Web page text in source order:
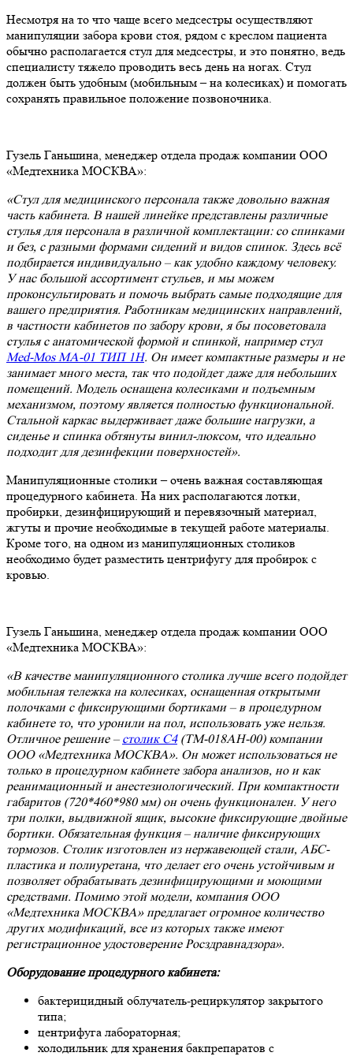
Несмотря на то что чаще всего медсестры осуществляют
манипуляции забора крови стоя, рядом с креслом пациента
обычно располагается стул для медсестры, и это понятно, ведь
специалисту тяжело проводить весь день на ногах. Стул
должен быть удобным (мобильным – на колесиках) и помогать
сохранять правильное положение позвоночника.
Гузель Ганьшина, менеджер отдела продаж компании ООО
«Медтехника МОСКВА»:
«Стул для медицинского персонала также довольно важная
часть кабинета. В нашей линейке представлены различные
стулья для персонала в различной комплектации: со спинками
и без, с разными формами сидений и видов спинок. Здесь всё
подбирается индивидуально – как удобно каждому человеку.
У нас большой ассортимент стульев, и мы можем
проконсультировать и помочь выбрать самые подходящие для
вашего предприятия. Работникам медицинских направлений,
в частности кабинетов по забору крови, я бы посоветовала
стулья с анатомической формой и спинкой, например стул
Med-Mos МА-01 ТИП 1Н. Он имеет компактные размеры и не
занимает много места, так что подойдет даже для небольших
помещений. Модель оснащена колесиками и подъемным
механизмом, поэтому является полностью функциональной.
Стальной каркас выдерживает даже большие нагрузки, а
сиденье и спинка обтянуты винил-люксом, что идеально
подходит для дезинфекции поверхностей».
Манипуляционные столики – очень важная составляющая
процедурного кабинета. На них располагаются лотки,
пробирки, дезинфицирующий и перевязочный материал,
жгуты и прочие необходимые в текущей работе материалы.
Кроме того, на одном из манипуляционных столиков
необходимо будет разместить центрифугу для пробирок с
кровью.
Гузель Ганьшина, менеджер отдела продаж компании ООО
«Медтехника МОСКВА»:
«В качестве манипуляционного столика лучше всего подойдет
мобильная тележка на колесиках, оснащенная открытыми
полочками с фиксирующими бортиками – в процедурном
кабинете то, что уронили на пол, использовать уже нельзя.
Отличное решение – столик C4(ТМ-018АН-00) компании
ООО «Медтехника МОСКВА». Он может использоваться не
только в процедурном кабинете забора анализов, но и как
реанимационный и анестезиологический. При компактности
габаритов (720*460*980 мм) он очень функционален. У него
три полки, выдвижной ящик, высокие фиксирующие двойные
бортики. Обязательная функция – наличие фиксирующих
тормозов. Столик изготовлен из нержавеющей стали, АБС-
пластика и полиуретана, что делает его очень устойчивым и
позволяет обрабатывать дезинфицирующими и моющими
средствами. Помимо этой модели, компания ООО
«Медтехника МОСКВА» предлагает огромное количество
других модификаций, все из которых также имеют
регистрационное удостоверение Росздравнадзора».
Оборудование процедурного кабинета:
бактерицидный облучатель-рециркулятор закрытого
типа;
центрифуга лабораторная;
холодильник для хранения бакпрепаратов с